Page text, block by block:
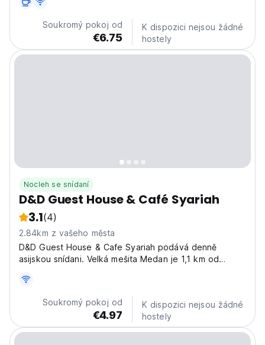
translated from original language)
Soukromý pokoj od
€6.75
K dispozici nejsou žádné
hostely
Nocleh se snídaní
D&D Guest House & Café Syariah
3.1(4)
2.84km z vašeho města
D&D Guest House & Cafe Syariah podává denně
asijskou snídani. Velká mešita Medan je 1,1 km od
Soukromý pokoj od
€4.97
K dispozici nejsou žádné
hostely